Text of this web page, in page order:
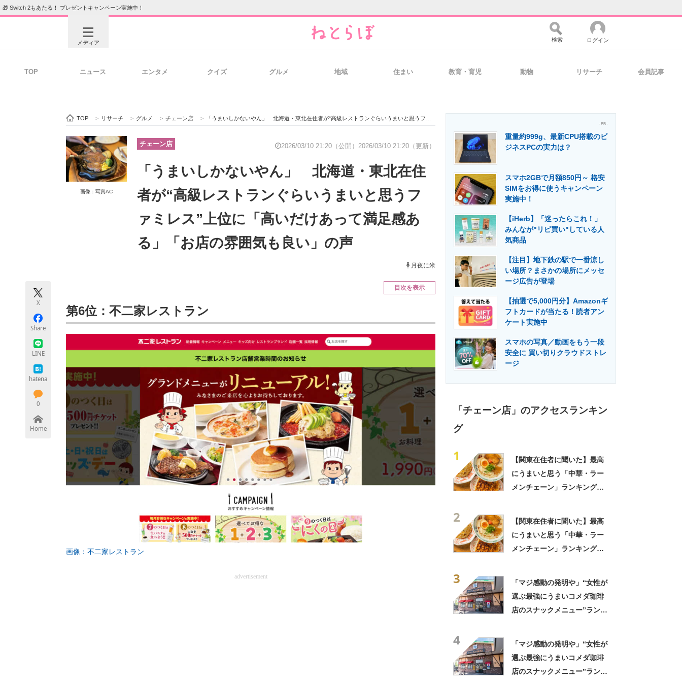
🎁 Switch 2もあたる！ プレゼントキャンペーン実施中！
メディア
ビジネスと働き方のヒント 経営リーダーのコミュニティ マーケ×ITの今がよく分かる
ITエンジニア向け専門サイト 製造業のIT導入・活用を支援
エレクトロニクス専門サイト 電子設計の基本と応用 エネルギーの専門メディア 建設×テクノロジーの最前線
検索 ログイン
TOP ニュース エンタメ クイズ グルメ 地域 住まい 教育・育児 動物 リサーチ 会員記事
TOP > リサーチ > グルメ > チェーン店 > 「うまいしかないやん」 北海道・東北在住者が“高級レストランぐらいうまいと思うファミレス”上位に「高いだけあって満足感ある」「お店の雰囲気も良い」の声
画像：写真AC
チェーン店 2026/03/10 21:20（公開） 2026/03/10 21:20（更新）
「うまいしかないやん」 北海道・東北在住
者が“高級レストランぐらいうまいと思うフ
ァミレス”上位に「高いだけあって満足感あ
る」「お店の雰囲気も良い」の声
月夜に米
X
Share
LINE
hatena
0
Home
目次を表示
第6位：不二家レストラン
画像：不二家レストラン
advertisement
- PR -
重量約999g、最新CPU搭載のビ
ジネスPCの実力は？
スマホ2GBで月額850円～ 格安
SIMをお得に使うキャンペーン
実施中！
【iHerb】「迷ったらこれ！」
みんなが"リピ買い"している人
気商品
【注目】地下鉄の駅で一番涼し
い場所？まさかの場所にメッセ
ージ広告が登場
【抽選で5,000円分】Amazonギ
フトカードが当たる！読者アン
ケート実施中
スマホの写真／動画をもう一段
安全に 買い切りクラウドストレ
ージ
「チェーン店」のアクセスランキン
グ
1
【関東在住者に聞いた】最高
にうまいと思う「中華・ラー
メンチェーン」ランキング
2
【関東在住者に聞いた】最高
にうまいと思う「中華・ラー
メンチェーン」ランキング
3
「マジ感動の発明や」“女性が
選ぶ最強にうまいコメダ珈琲
店のスナックメニュー”ランキ
4
「マジ感動の発明や」“女性が
選ぶ最強にうまいコメダ珈琲
店のスナックメニュー”ランキ